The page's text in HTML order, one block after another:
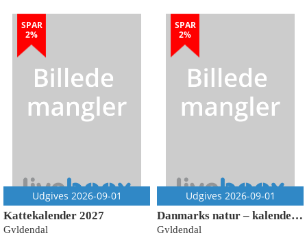
SPAR
2%
Udgives 2026-09-01
Kattekalender 2027
Gyldendal
SPAR
2%
Udgives 2026-09-01
Danmarks natur – kalender 2027
Gyldendal